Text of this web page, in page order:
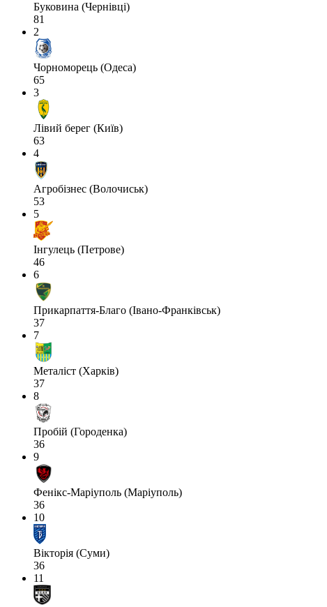
Буковина (Чернівці)
81
2
Чорноморець (Одеса)
65
3
Лівий берег (Київ)
63
4
Агробізнес (Волочиськ)
53
5
Інгулець (Петрове)
46
6
Прикарпаття-Благо (Івано-Франківськ)
37
7
Металіст (Харків)
37
8
Пробій (Городенка)
36
9
Фенікс-Маріуполь (Маріуполь)
36
10
Вікторія (Суми)
36
11